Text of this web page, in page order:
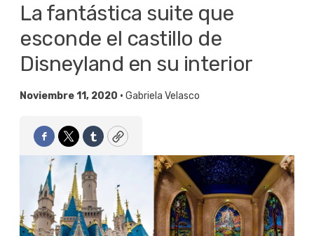
La fantástica suite que
esconde el castillo de
Disneyland en su interior
Noviembre 11, 2020 • Gabriela Velasco
Facebook
TwitterTumblrCopy